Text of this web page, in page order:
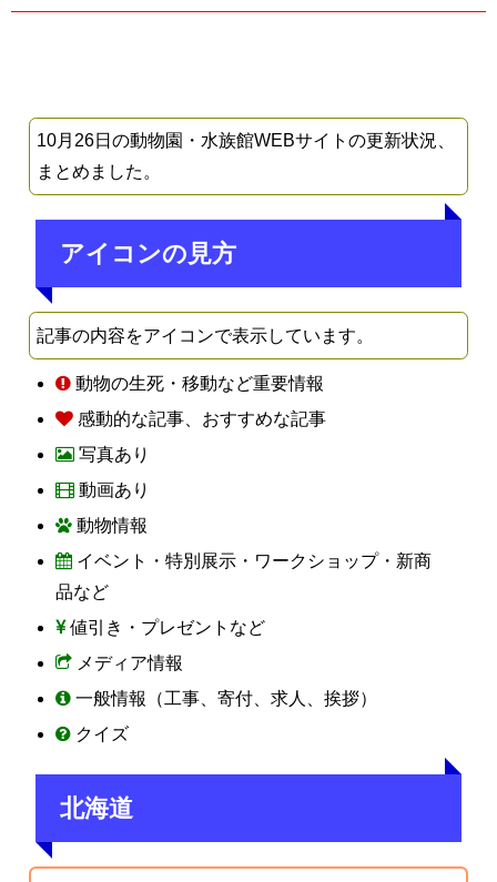
10月26日の動物園・水族館WEBサイトの更新状況、
まとめました。
アイコンの見方
記事の内容をアイコンで表示しています。
動物の生死・移動など重要情報
感動的な記事、おすすめな記事
写真あり
動画あり
動物情報
イベント・特別展示・ワークショップ・新商
品など
値引き・プレゼントなど
メディア情報
一般情報（工事、寄付、求人、挨拶）
クイズ
北海道